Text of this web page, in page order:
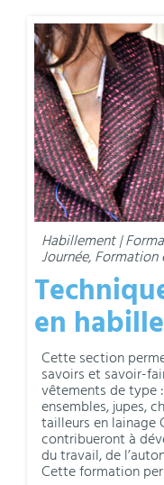
Habillement |
Journée, Formation
en
Cette section
savoirs et savoir-
vêtements de type
ensembles, jupes,
tailleurs en lainage
contribueront à
du travail, de
Cette formation